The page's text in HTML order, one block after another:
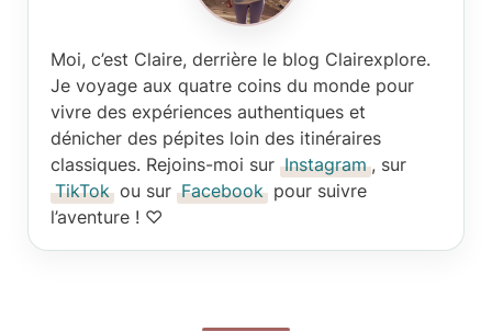
Moi, c’est Claire, derrière le blog Clairexplore.
Je voyage aux quatre coins du monde pour
vivre des expériences authentiques et
dénicher des pépites loin des itinéraires
classiques. Rejoins-moi sur Instagram , sur
TikTok ou sur Facebook pour suivre
l’aventure ! ♡